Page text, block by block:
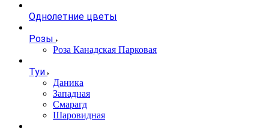
Однолетние цветы
Розы
Роза Канадская Парковая
Туи
Даника
Западная
Смарагд
Шаровидная